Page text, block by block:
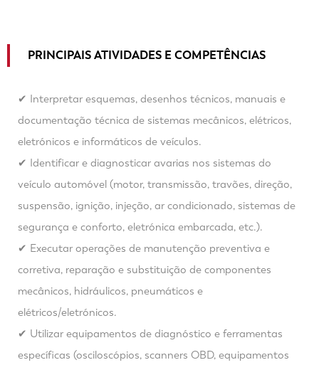
PRINCIPAIS ATIVIDADES E COMPETÊNCIAS
✔ Interpretar esquemas, desenhos técnicos, manuais e
documentação técnica de sistemas mecânicos, elétricos,
eletrónicos e informáticos de veículos.
✔ Identificar e diagnosticar avarias nos sistemas do
veículo automóvel (motor, transmissão, travões, direção,
suspensão, ignição, injeção, ar condicionado, sistemas de
segurança e conforto, eletrónica embarcada, etc.).
✔ Executar operações de manutenção preventiva e
corretiva, reparação e substituição de componentes
mecânicos, hidráulicos, pneumáticos e
elétricos/eletrónicos.
✔ Utilizar equipamentos de diagnóstico e ferramentas
específicas (osciloscópios, scanners OBD, equipamentos